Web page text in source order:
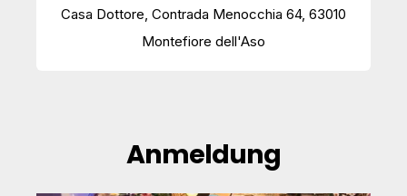
Casa Dottore, Contrada Menocchia 64, 63010
Montefiore dell'Aso
Anmeldung